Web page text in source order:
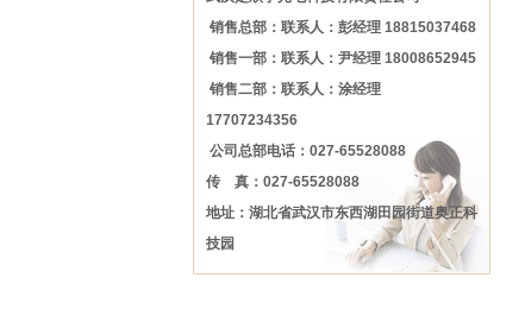
销售总部：联系人：彭经理 18815037468
销售一部：联系人：尹经理 18008652945
销售二部：联系人：涂经理
17707234356
公司总部电话：027-65528088
传 真：027-65528088
地址：湖北省武汉市东西湖田园街道奥正科
技园